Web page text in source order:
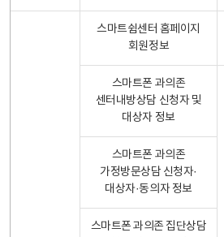
스마트쉼센터 홈페이지
회원정보
스마트폰 과의존
센터내방상담 신청자 및
대상자 정보
스마트폰 과의존
가정방문상담 신청자·
대상자·동의자 정보
스마트폰 과의존 집단상담